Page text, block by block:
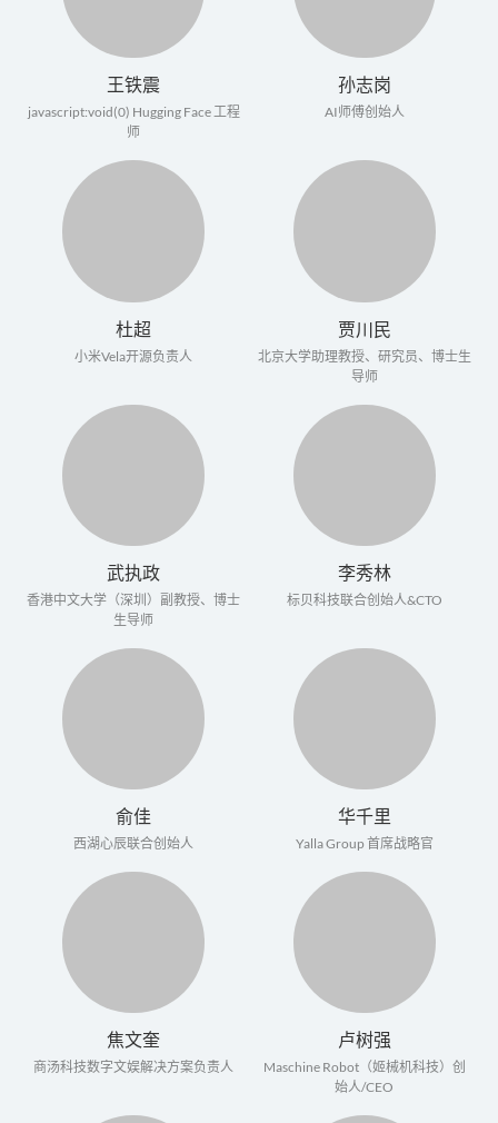
王铁震
javascript:void(0) Hugging Face 工程
师
孙志岗
AI师傅创始人
杜超
小米Vela开源负责人
贾川民
北京大学助理教授、研究员、博士生
导师
武执政
香港中文大学（深圳）副教授、博士
生导师
李秀林
标贝科技联合创始人&CTO
俞佳
西湖心辰联合创始人
华千里
Yalla Group 首席战略官
焦文奎
商汤科技数字文娱解决方案负责人
卢树强
Maschine Robot（姬械机科技）创
始人/CEO